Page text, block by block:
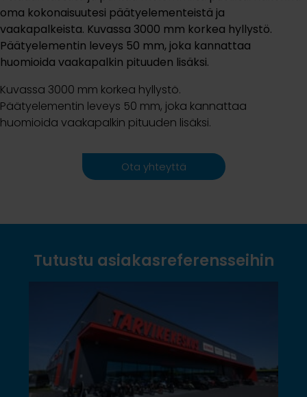
oma kokonaisuutesi päätyelementeistä ja
vaakapalkeista. Kuvassa 3000 mm korkea hyllystö.
Päätyelementin leveys 50 mm, joka kannattaa
huomioida vaakapalkin pituuden lisäksi.
Kuvassa 3000 mm korkea hyllystö.
Päätyelementin leveys 50 mm, joka kannattaa
huomioida vaakapalkin pituuden lisäksi.
Ota yhteyttä
Tutustu asiakasreferensseihin